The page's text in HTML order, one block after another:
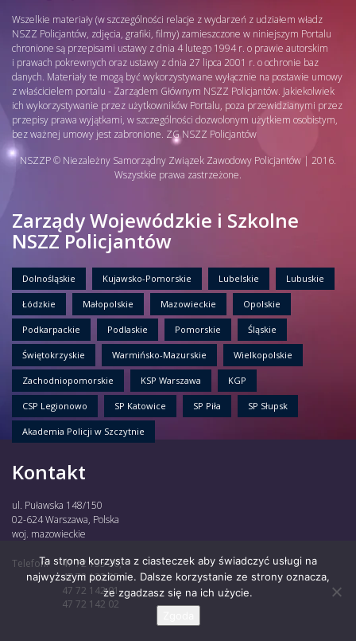
Wszelkie materiały (w szczególności relacje z wydarzeń z udziałem władz
NSZZ Policjantów, zdjęcia, grafiki, filmy) zamieszczone w niniejszym Portalu
chronione są przepisami ustawy z dnia 4 lutego 1994 r. o prawie autorskim
i prawach pokrewnych oraz ustawy z dnia 27 lipca 2001 r. o ochronie baz
danych. Materiały te mogą być wykorzystywane wyłącznie na postawie umowy
z właścicielem portalu - Zarządem Głównym NSZZ Policjantów. Jakiekolwiek
ich wykorzystywanie przez użytkowników Portalu, poza przewidzianymi przez
przepisy prawa wyjątkami, w szczególności dozwolonym użytkiem osobistym,
bez ważnej umowy jest zabronione. ZG NSZZ Policjantów
NSZZP © Niezależny Samorządny Związek Zawodowy Policjantów | 2016.
Wszystkie prawa zastrzeżone.
Zarządy Wojewódzkie i Szkolne
NSZZ Policjantów
Dolnośląskie Kujawsko-Pomorskie Lubelskie Lubuskie
Łódzkie Małopolskie Mazowieckie Opolskie
Podkarpackie Podlaskie Pomorskie Śląskie
Świętokrzyskie Warmińsko-Mazurskie Wielkopolskie
Zachodniopomorskie KSP Warszawa KGP
CSP Legionowo SP Katowice SP Piła SP Słupsk
Akademia Policji w Szczytnie
Kontakt
ul. Puławska 148/150
02-624 Warszawa, Polska
woj. mazowieckie
Telefon:
47 72 135 30,
47 72 122 85,
47 72 142 01,
47 72 142 02
Ta strona korzysta z ciasteczek aby świadczyć usługi na
najwyższym poziomie. Dalsze korzystanie ze strony oznacza,
że zgadzasz się na ich użycie.